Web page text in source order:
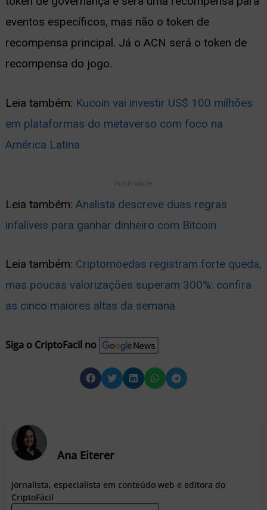
eventos específicos, mas não o token de
recompensa principal. Já o ACN será o token de
recompensa do jogo.
Leia também: Kucoin vai investir US$ 100 milhões
em plataformas do metaverso com foco na
América Latina
Publicidade
Leia também: Analista descreve duas regras
infalíveis para ganhar dinheiro com Bitcoin
Leia também: Criptomoedas registram forte queda,
mas poucas valorizações superam 300%: confira
as cinco maiores altas da semana
Siga o CriptoFacil no
Ana Eiterer
Jornalista, especialista em conteúdo web e editora do
CriptoFácil